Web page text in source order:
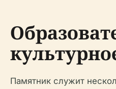
Памятник служит